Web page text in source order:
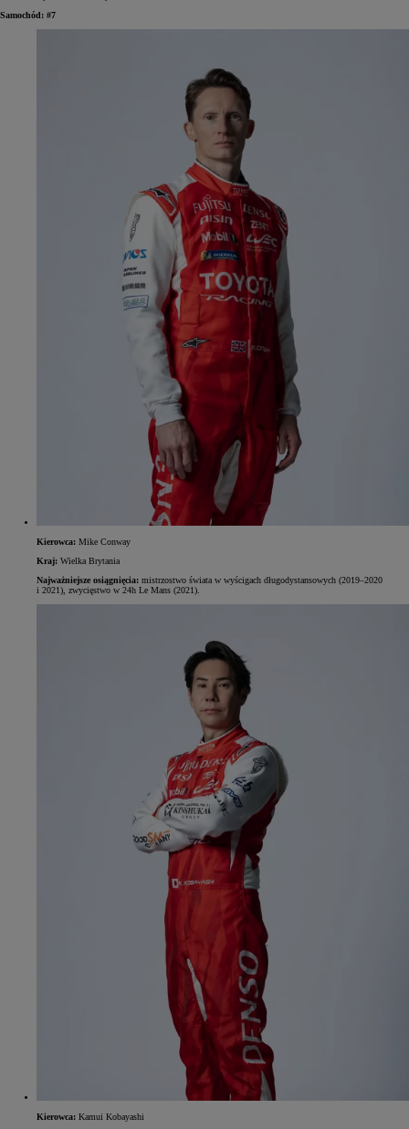
Samochód: #7
Kierowca: Mike Conway
Kraj: Wielka Brytania
Najważniejsze osiągnięcia: mistrzostwo świata w wyścigach długodystansowych (2019–2020
i 2021), zwycięstwo w 24h Le Mans (2021).
Kierowca: Kamui Kobayashi